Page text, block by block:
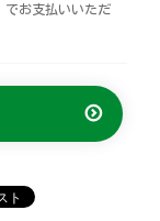
でお支払いいただ